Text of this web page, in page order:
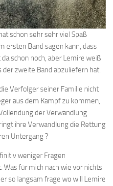
schon sehr sehr viel Spaß
ersten Band sagen kann, dass
schon noch, aber Lemire weiß
zweite Band abzuliefern hat.
Verfolger seiner Familie nicht
aus dem Kampf zu kommen,
der Verwandlung
ihre Verwandlung die Rettung
Untergang ?
weniger Fragen
für mich nach wie vor nichts
so langsam frage wo will Lemire